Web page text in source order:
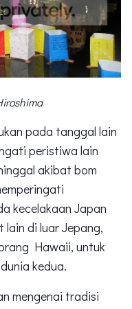
pada tanggal lain
peristiwa lain
akibat bom
kecelakaan Japan
di luar Jepang,
Hawaii, untuk
kedua.
mengenai tradisi